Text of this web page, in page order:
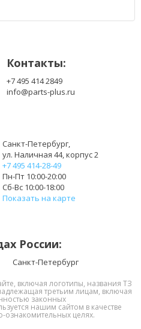
Контакты:
+7 495 414 2849
info@parts-plus.ru
Санкт-Петербург,
ул. Наличная 44, корпус 2
+7 495 414-28-49
Пн-Пт 10:00-20:00
Сб-Вс 10:00-18:00
Показать на карте
России:
Санкт-Петербург
включая логотипы, названия ТЗ
третьим лицам, включая
законных
нашим сайтом в качестве
ознакомительных целях.